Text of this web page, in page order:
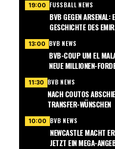
19:00 FUSSBALL NEWS
BVB GEGEN ARSENAL:
GESCHICHTE DES
13:00 BVB NEWS
BVB-COUP UM EL
NEUE MILLIONEN-
11:30 BVB NEWS
NACH COUTOS
TRANSFER-WÜNSCHEN
10:00 BVB NEWS
NEWCASTLE MACHT
JETZT EIN MEGA-